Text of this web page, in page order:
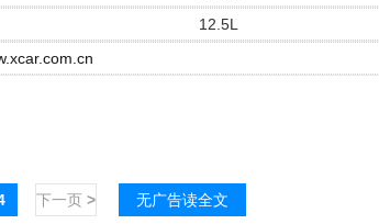
12.5L
下一页 > 无广告读全文